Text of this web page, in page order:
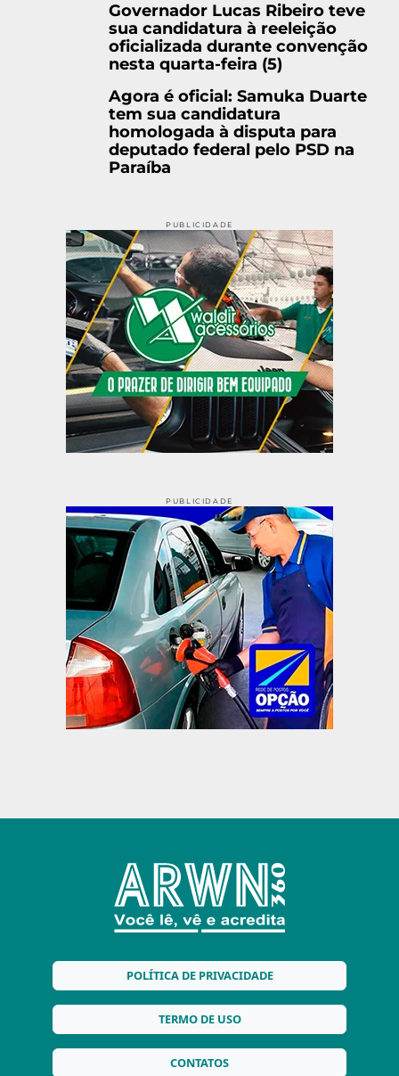
Governador Lucas Ribeiro teve
sua candidatura à reeleição
oficializada durante convenção
nesta quarta-feira (5)
Agora é oficial: Samuka Duarte
tem sua candidatura
homologada à disputa para
deputado federal pelo PSD na
Paraíba
PUBLICIDADE
PUBLICIDADE
POLÍTICA DE PRIVACIDADE
TERMO DE USO
CONTATOS